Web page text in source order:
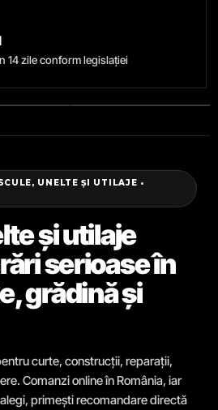
14 zile conform legislației
UNELTE ȘI UTILAJE •
și utilaje
serioase în
grădină și
curte, construcții, reparații,
Comanzi online în România, iar
primești recomandare directă